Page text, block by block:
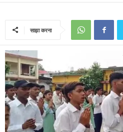
साझा करना